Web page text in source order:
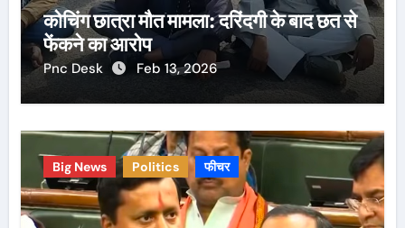
कोचिंग छात्रा मौत मामला: दरिंदगी के बाद छत से
फेंकने का आरोप
Pnc Desk Feb 13, 2026
Big News Politics फीचर